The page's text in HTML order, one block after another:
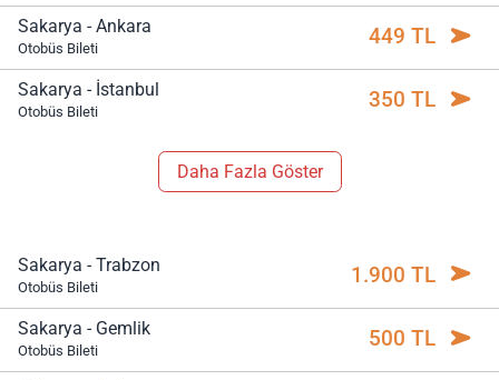
Sakarya - Ankara
Otobüs Bileti 449 TL
Sakarya - İstanbul
Otobüs Bileti 350 TL
Daha Fazla Göster
Sakarya - Trabzon
Otobüs Bileti 1.900 TL
Sakarya - Gemlik
Otobüs Bileti 500 TL